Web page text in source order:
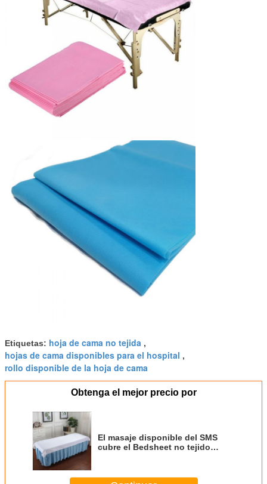
Etiquetas: hoja de cama no tejida ,
hojas de cama disponibles para el hospital ,
rollo disponible de la hoja de cama
Obtenga el mejor precio por
El masaje disponible del SMS
cubre el Bedsheet no tejido